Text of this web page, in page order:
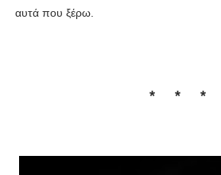
αυτά που ξέρω.
* * *